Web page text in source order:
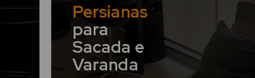
Persianas
para
Sacada e
Varanda